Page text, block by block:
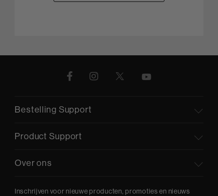
Bestelling Support
Product Support
Over ons
Inschrijven voor nieuwe producten, promoties en nieuws